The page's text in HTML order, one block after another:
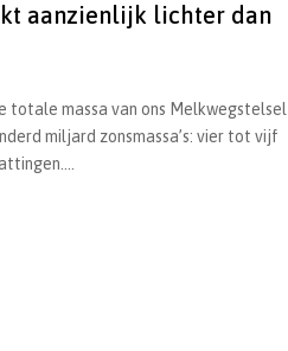
aanzienlijk lichter dan
totale massa van ons Melkwegstelsel
miljard zonsmassa’s: vier tot vijf